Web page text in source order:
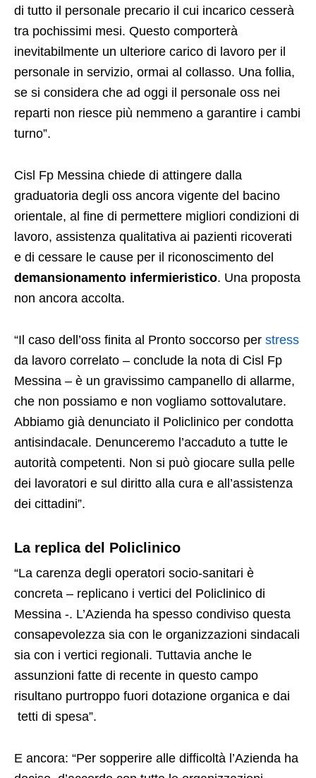
di tutto il personale precario il cui incarico cesserà
tra pochissimi mesi. Questo comporterà
inevitabilmente un ulteriore carico di lavoro per il
personale in servizio, ormai al collasso. Una follia,
se si considera che ad oggi il personale oss nei
reparti non riesce più nemmeno a garantire i cambi
turno”.
Cisl Fp Messina chiede di attingere dalla
graduatoria degli oss ancora vigente del bacino
orientale, al fine di permettere migliori condizioni di
lavoro, assistenza qualitativa ai pazienti ricoverati
e di cessare le cause per il riconoscimento del
demansionamento infermieristico. Una proposta
non ancora accolta.
“Il caso dell’oss finita al Pronto soccorso per stress
da lavoro correlato – conclude la nota di Cisl Fp
Messina – è un gravissimo campanello di allarme,
che non possiamo e non vogliamo sottovalutare.
Abbiamo già denunciato il Policlinico per condotta
antisindacale. Denunceremo l’accaduto a tutte le
autorità competenti. Non si può giocare sulla pelle
dei lavoratori e sul diritto alla cura e all’assistenza
dei cittadini”.
La replica del Policlinico
“La carenza degli operatori socio-sanitari è
concreta – replicano i vertici del Policlinico di
Messina -. L’Azienda ha spesso condiviso questa
consapevolezza sia con le organizzazioni sindacali
sia con i vertici regionali. Tuttavia anche le
assunzioni fatte di recente in questo campo
risultano purtroppo fuori dotazione organica e dai
tetti di spesa”.
E ancora: “Per sopperire alle difficoltà l’Azienda ha